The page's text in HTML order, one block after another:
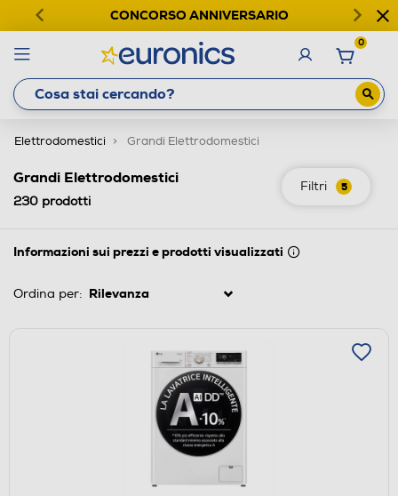
CONCORSO ANNIVERSARIO
0
Elettrodomestici Grandi Elettrodomestici
Filtri 5
Grandi Elettrodomestici
230 prodotti
Informazioni sui prezzi e prodotti visualizzati
Ordina per: